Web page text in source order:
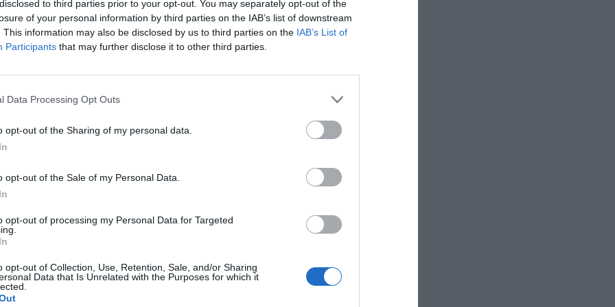
to third parties prior to your opt-out. You may separately opt-out of the
of your personal information by third parties on the IAB’s list of downstream
This information may also be disclosed by us to third parties on the IAB’s List of
Participants that may further disclose it to other third parties.
Data Processing Opt Outs
opt-out of the Sharing of my personal data.
opt-out of the Sale of my Personal Data.
opt-out of processing my Personal Data for Targeted
opt-out of Collection, Use, Retention, Sale, and/or Sharing
Data that Is Unrelated with the Purposes for which it
online de medicamentos de
Isabel Marín Moral
de comunicaciones para el 24
Nacional Farmacéutico de